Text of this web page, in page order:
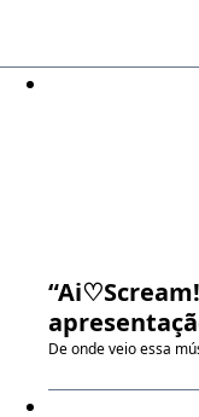
De onde veio essa